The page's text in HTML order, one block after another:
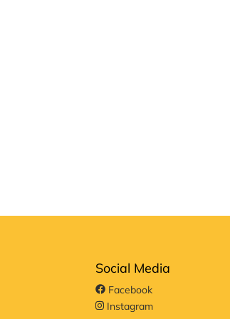
Social Media
Facebook
Instagram